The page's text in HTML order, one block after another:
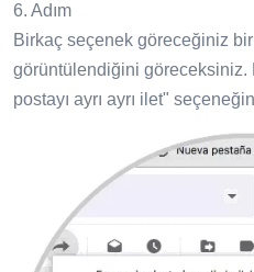
6. Adım
Birkaç seçenek göreceğiniz bir
görüntülendiğini göreceksiniz.
postayı ayrı ayrı ilet"